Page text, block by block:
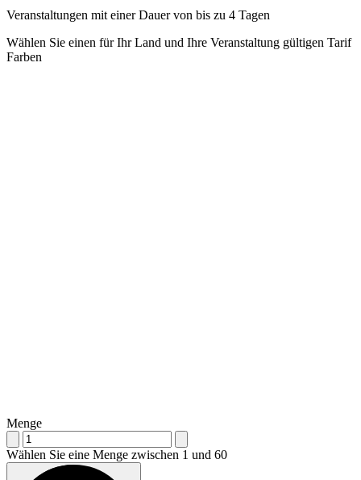
Veranstaltungen mit einer Dauer von bis zu 4 Tagen
Wählen Sie einen für Ihr Land und Ihre Veranstaltung gültigen Tarif
Farben
Menge
Wählen Sie eine Menge zwischen 1 und 60